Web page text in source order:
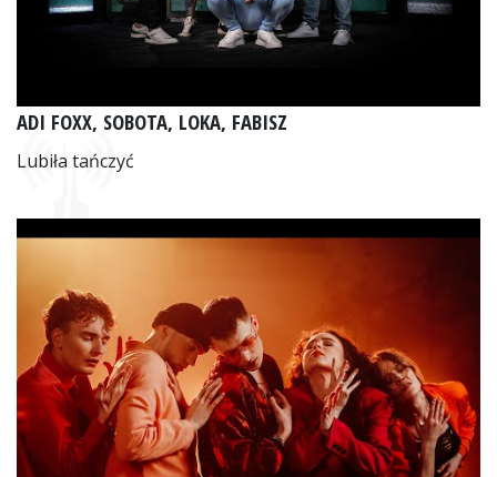
ADI FOXX, SOBOTA, LOKA, FABISZ
Lubiła tańczyć